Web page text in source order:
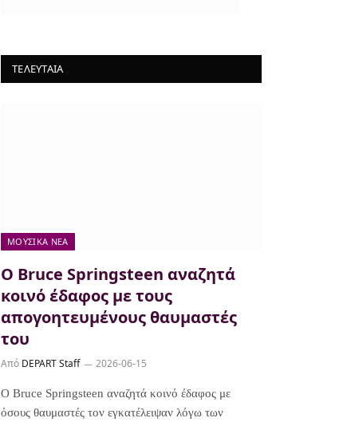
ΤΕΛΕΥΤΑΙΑ
ΜΟΥΣΙΚΆ ΝΈΑ
Ο Bruce Springsteen αναζητά
κοινό έδαφος με τους
απογοητευμένους θαυμαστές
του
Από DEPART Staff 2026-06-15
Ο Bruce Springsteen αναζητά κοινό έδαφος με
όσους θαυμαστές τον εγκατέλειψαν λόγω των